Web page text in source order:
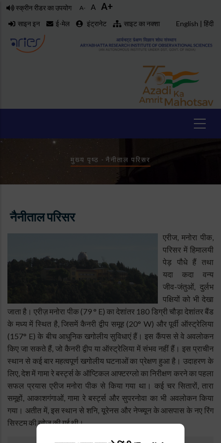
Skip
content
स्क्रीन रीडर का उपयोग A- A A+
साइन इन ई-मेल इंट्रानेट साइट का नक्शा English | हिंदी
Breadcrumb
मुख्य पृष्ठ - नैनीताल परिसर
नैनीताल परिसर
एरीज, मनोरा पीक,
परिसर में हिमालयी
पेड़ पौधे हैं तथा
यदा कदा वन्य
जीव-जंतुओं, दुर्लभ
पक्षियों को भी देखा
जाता है। एरीज़ मनोरा पीक (79 ° E) का देशांतर 180 डिग्री चौड़ा देशांतर बैंड
के मध्य में स्थित है, जिसमें कैनरी द्वीप समूह (20° W) और पूर्वी ऑस्ट्रेलिया
(157° E) के बीच आधुनिक खगोलीय सुविधाएं हैं। इस कैंपस से वे अवलोकन
किए जा सकते हैं, जो कैनरी द्वीप या ऑस्ट्रेलिया में संभव नहीं हैं। इस प्राचीन
स्थान से कई बार महत्वपूर्ण खगोलीय घटनाओं का प्रेक्षण हुआ है। उदाहरण के
लिए, देश में गामा रे बर्स्ट्स के ऑप्टिकल आफ्टरग्लो का निरीक्षण करने का पहला
सफल प्रयास एरीज मनोरा पीक से किया गया था। कई चर सितारों, तारा
समूहों, आकाशगंगाओं, गामा रे बर्स्ट्स और सुपरनोवा का भी अवलोकन किया
गया। अतीत में, इस स्थान से शनि, यूरेनस और नेप्च्यून के आसपास के नए रिंग
सिस्टम की खोज की गई थी।